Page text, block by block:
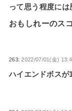
って思う程度に
おもしれーのス
263:2022/07/01(金)
ハイエンドボスが